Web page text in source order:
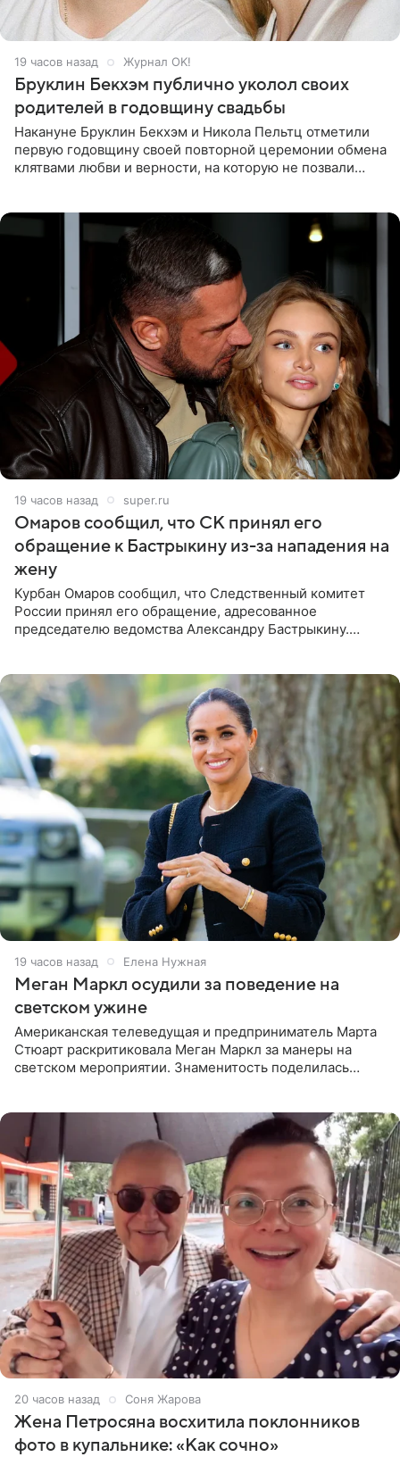
19 часов назад Журнал OK!
Бруклин Бекхэм публично уколол своих
родителей в годовщину свадьбы
Накануне Бруклин Бекхэм и Никола Пельтц отметили
первую годовщину своей повторной церемонии обмена
клятвами любви и верности, на которую не позвали
19 часов назад super.ru
Омаров сообщил, что СК принял его
обращение к Бастрыкину из-за нападения на
жену
Курбан Омаров сообщил, что Следственный комитет
России принял его обращение, адресованное
председателю ведомства Александру Бастрыкину.
19 часов назад Елена Нужная
Меган Маркл осудили за поведение на
светском ужине
Американская телеведущая и предприниматель Марта
Стюарт раскритиковала Меган Маркл за манеры на
светском мероприятии. Знаменитость поделилась
20 часов назад Соня Жарова
Жена Петросяна восхитила поклонников
фото в купальнике: «Как сочно»